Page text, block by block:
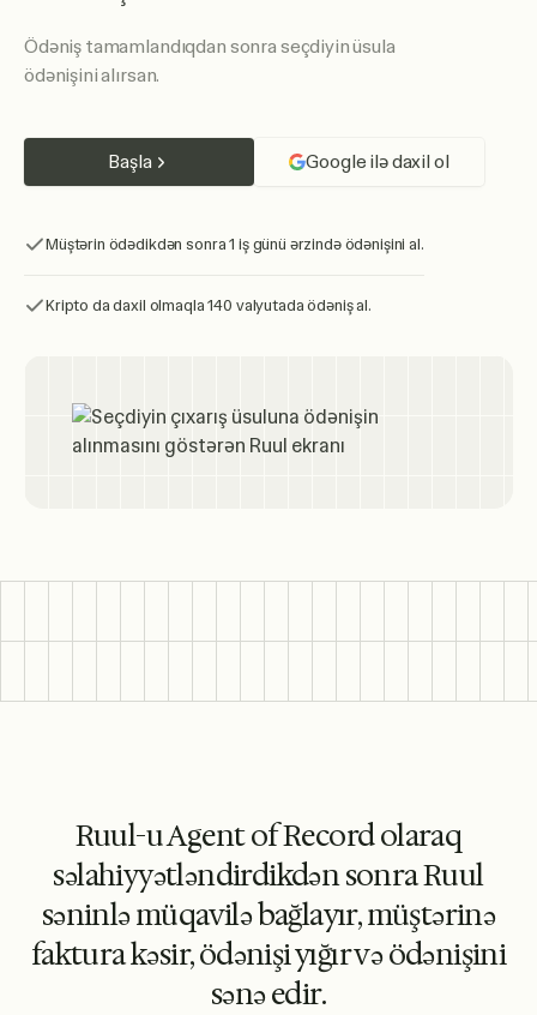
Ödəniş tamamlandıqdan sonra seçdiyin üsula
ödənişini alırsan.
Başla Google ilə daxil ol
Müştərin ödədikdən sonra 1 iş günü ərzində ödənişini al.
Kripto da daxil olmaqla 140 valyutada ödəniş al.
Ruul-u Agent of Record olaraq
səlahiyyətləndirdikdən sonra Ruul
səninlə müqavilə bağlayır, müştərinə
faktura kəsir, ödənişi yığır və ödənişini
sənə edir.